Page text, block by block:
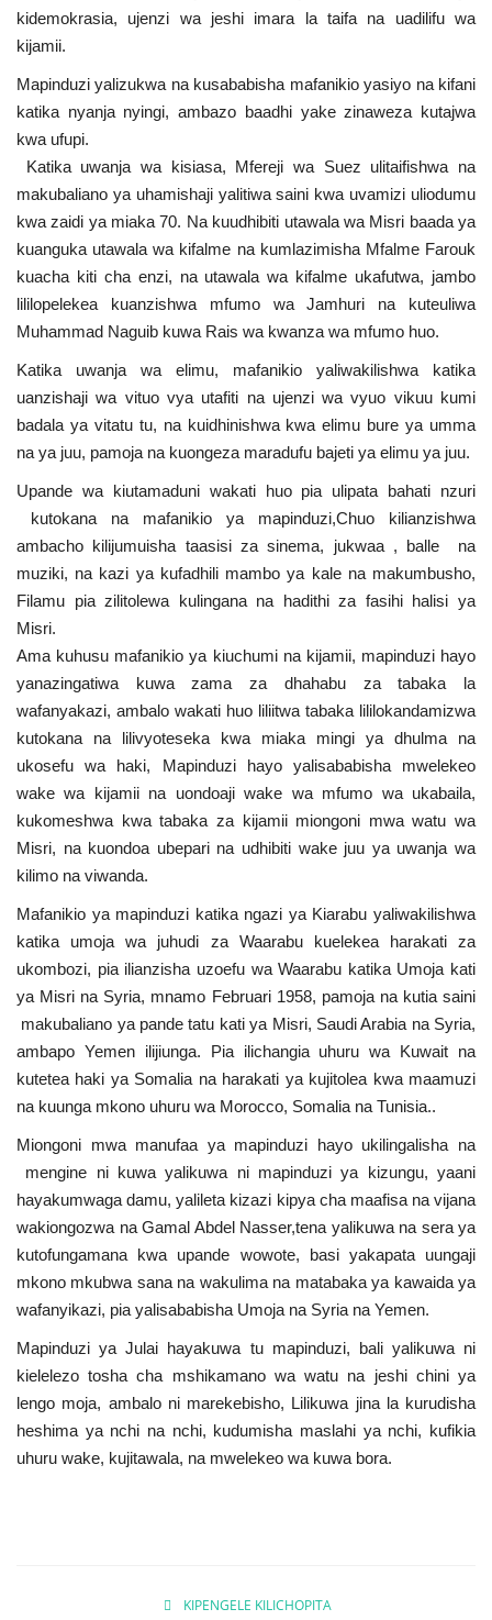
Language
English
French Arabic
kidemokrasia, ujenzi wa jeshi imara la taifa na uadilifu wa
kijamii.
Mapinduzi yalizukwa na kusababisha mafanikio yasiyo na kifani
katika nyanja nyingi, ambazo baadhi yake zinaweza kutajwa
kwa ufupi.
Katika uwanja wa kisiasa, Mfereji wa Suez ulitaifishwa na
makubaliano ya uhamishaji yalitiwa saini kwa uvamizi uliodumu
kwa zaidi ya miaka 70. Na kuudhibiti utawala wa Misri baada ya
kuanguka utawala wa kifalme na kumlazimisha Mfalme Farouk
kuacha kiti cha enzi, na utawala wa kifalme ukafutwa, jambo
lililopelekea kuanzishwa mfumo wa Jamhuri na kuteuliwa
Muhammad Naguib kuwa Rais wa kwanza wa mfumo huo.
Katika uwanja wa elimu, mafanikio yaliwakilishwa katika
uanzishaji wa vituo vya utafiti na ujenzi wa vyuo vikuu kumi
badala ya vitatu tu, na kuidhinishwa kwa elimu bure ya umma
na ya juu, pamoja na kuongeza maradufu bajeti ya elimu ya juu.
Upande wa kiutamaduni wakati huo pia ulipata bahati nzuri
kutokana na mafanikio ya mapinduzi,Chuo kilianzishwa
ambacho kilijumuisha taasisi za sinema, jukwaa , balle na
muziki, na kazi ya kufadhili mambo ya kale na makumbusho,
Filamu pia zilitolewa kulingana na hadithi za fasihi halisi ya
Misri.
Ama kuhusu mafanikio ya kiuchumi na kijamii, mapinduzi hayo
yanazingatiwa kuwa zama za dhahabu za tabaka la
wafanyakazi, ambalo wakati huo liliitwa tabaka lililokandamizwa
kutokana na lilivyoteseka kwa miaka mingi ya dhulma na
ukosefu wa haki, Mapinduzi hayo yalisababisha mwelekeo
wake wa kijamii na uondoaji wake wa mfumo wa ukabaila,
kukomeshwa kwa tabaka za kijamii miongoni mwa watu wa
Misri, na kuondoa ubepari na udhibiti wake juu ya uwanja wa
kilimo na viwanda.
Mafanikio ya mapinduzi katika ngazi ya Kiarabu yaliwakilishwa
katika umoja wa juhudi za Waarabu kuelekea harakati za
ukombozi, pia ilianzisha uzoefu wa Waarabu katika Umoja kati
ya Misri na Syria, mnamo Februari 1958, pamoja na kutia saini
makubaliano ya pande tatu kati ya Misri, Saudi Arabia na Syria,
ambapo Yemen ilijiunga. Pia ilichangia uhuru wa Kuwait na
kutetea haki ya Somalia na harakati ya kujitolea kwa maamuzi
na kuunga mkono uhuru wa Morocco, Somalia na Tunisia..
Miongoni mwa manufaa ya mapinduzi hayo ukilingalisha na
mengine ni kuwa yalikuwa ni mapinduzi ya kizungu, yaani
hayakumwaga damu, yalileta kizazi kipya cha maafisa na vijana
wakiongozwa na Gamal Abdel Nasser,tena yalikuwa na sera ya
kutofungamana kwa upande wowote, basi yakapata uungaji
mkono mkubwa sana na wakulima na matabaka ya kawaida ya
wafanyikazi, pia yalisababisha Umoja na Syria na Yemen.
Mapinduzi ya Julai hayakuwa tu mapinduzi, bali yalikuwa ni
kielelezo tosha cha mshikamano wa watu na jeshi chini ya
lengo moja, ambalo ni marekebisho, Lilikuwa jina la kurudisha
heshima ya nchi na nchi, kudumisha maslahi ya nchi, kufikia
uhuru wake, kujitawala, na mwelekeo wa kuwa bora.
KIPENGELE KILICHOPITA